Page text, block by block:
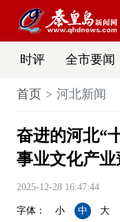
时评 全市要闻
首页 河北新闻
奋进的河北“
事业文化产
2025-12-28 16:47:44
字体： 小 中 大